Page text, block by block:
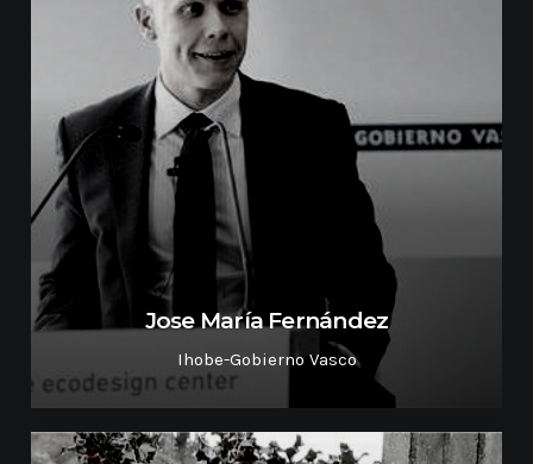
Jose María Fernández
Ihobe-Gobierno Vasco